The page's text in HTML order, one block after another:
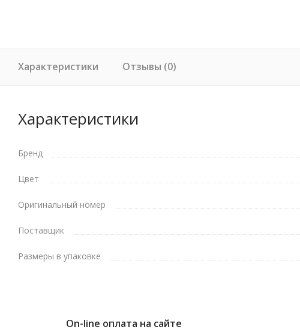
Характеристики Отзывы (0)
Характеристики
Бренд
Цвет
Оригинальный номер
Поставщик
Размеры в упаковке
On-line оплата на сайте